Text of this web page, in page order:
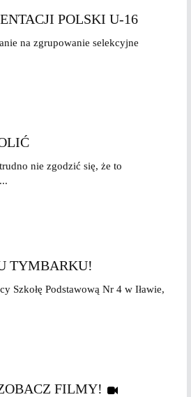
POLSKI U-16
na zgrupowanie selekcyjne
nie zgodzić się, że to
TYMBARKU!
Szkołę Podstawową Nr 4 w Iławie,
FILMY!